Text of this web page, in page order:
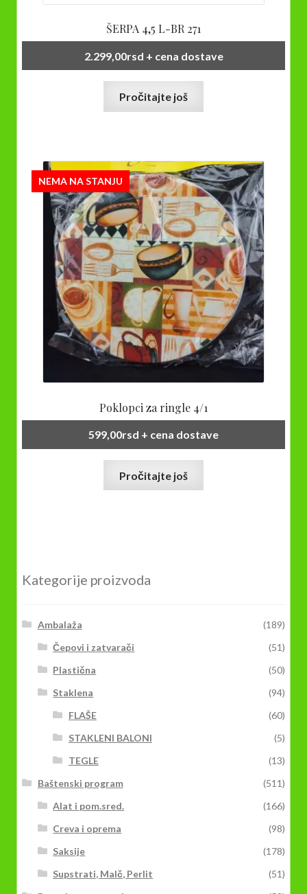
ŠERPA 4,5 L-BR 271
2.299,00rsd + cena dostave
Pročitajte još
NEMA NA STANJU
Poklopci za ringle 4/1
599,00rsd + cena dostave
Pročitajte još
Kategorije proizvoda
Ambalaža
(189)
Čepovi i zatvarači
(51)
Plastična
(50)
Staklena
(94)
FLAŠE
(60)
STAKLENI BALONI
(5)
TEGLE
(13)
Baštenski program
(511)
Alat i pom.sred.
(166)
Creva i oprema
(98)
Saksije
(178)
Supstrati, Malč, Perlit
(51)